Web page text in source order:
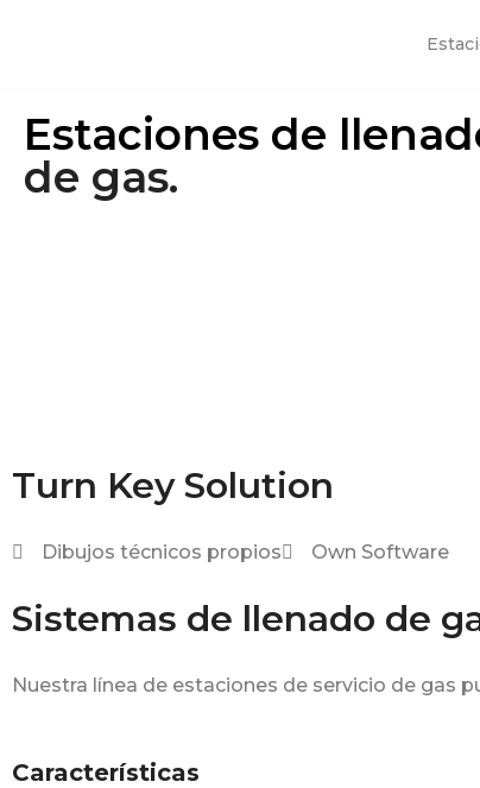
contenido
Estaciones de
de gas.
Turn Key Solution
Dibujos técnicos propios Own Software
Sistemas de llenado de
Nuestra línea de estaciones de servicio de gas
Características